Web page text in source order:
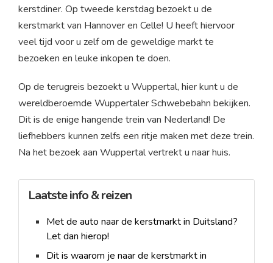
kerstdiner. Op tweede kerstdag bezoekt u de
kerstmarkt van Hannover en Celle! U heeft hiervoor
veel tijd voor u zelf om de geweldige markt te
bezoeken en leuke inkopen te doen.
Op de terugreis bezoekt u Wuppertal, hier kunt u de
wereldberoemde Wuppertaler Schwebebahn bekijken.
Dit is de enige hangende trein van Nederland! De
liefhebbers kunnen zelfs een ritje maken met deze trein.
Na het bezoek aan Wuppertal vertrekt u naar huis.
Laatste info & reizen
Met de auto naar de kerstmarkt in Duitsland?
Let dan hierop!
Dit is waarom je naar de kerstmarkt in